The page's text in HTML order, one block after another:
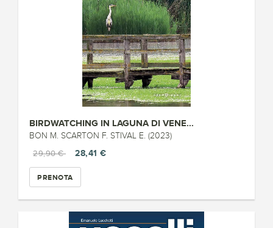
BIRDWATCHING IN LAGUNA DI VENE...
BON M. SCARTON F. STIVAL E. (2023)
29,90 €
28,41 €
PRENOTA